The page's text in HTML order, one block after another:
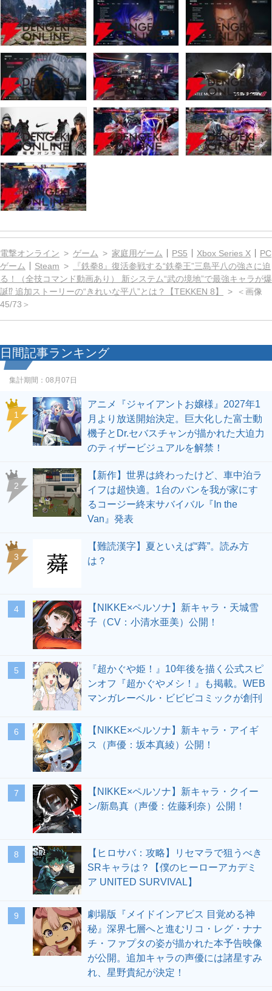
電撃オンライン ゲーム 家庭用ゲーム PS5 Xbox Series X
PC
ゲーム
Steam
『鉄拳8』復活参戦する“鉄拳王”三島平八の強さに迫
る！（全技コマンド動画あり） 新システム“武の境地”で最強キャラが爆
誕⁉ 追加ストーリーの“きれいな平八”とは？【TEKKEN 8】
＜画像
45/73＞
日間記事ランキング
集計期間： 08月07日
1
アニメ『ジャイアントお嬢様』2027年1
月より放送開始決定。巨大化した富士動
機子とDr.セバスチャンが描かれた大迫力
のティザービジュアルを解禁！
2
【新作】世界は終わったけど、車中泊ラ
イフは超快適。1台のバンを我が家にす
るコージー終末サバイバル『In the
Van』発表
3
【難読漢字】夏といえば“蕣”。読み方
は？
4
【NIKKE×ペルソナ】新キャラ・天城雪
子（CV：小清水亜美）公開！
5
『超かぐや姫！』10年後を描く公式スピ
ンオフ『超かぐやメシ！』も掲載。WEB
マンガレーベル・ビビビコミックが創刊
6
【NIKKE×ペルソナ】新キャラ・アイギ
ス（声優：坂本真綾）公開！
7
【NIKKE×ペルソナ】新キャラ・クイー
ン/新島真（声優：佐藤利奈）公開！
8
【ヒロサバ：攻略】リセマラで狙うべき
SRキャラは？【僕のヒーローアカデミ
ア UNITED SURVIVAL】
9
劇場版『メイドインアビス 目覚める神
秘』深界七層へと進むリコ・レグ・ナナ
チ・ファプタの姿が描かれた本予告映像
が公開。追加キャラの声優には諸星すみ
れ、星野貴紀が決定！